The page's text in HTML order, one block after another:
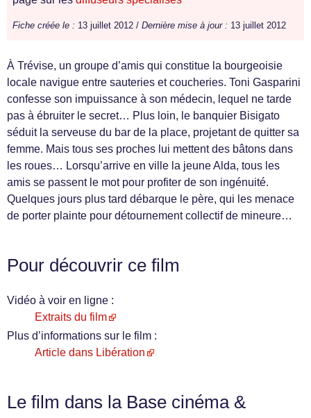
Fiche créée le : 13 juillet 2012 / Dernière mise à jour : 13 juillet 2012
À Trévise, un groupe d’amis qui constitue la bourgeoisie
locale navigue entre sauteries et coucheries. Toni Gasparini
confesse son impuissance à son médecin, lequel ne tarde
pas à ébruiter le secret… Plus loin, le banquier Bisigato
séduit la serveuse du bar de la place, projetant de quitter sa
femme. Mais tous ses proches lui mettent des bâtons dans
les roues… Lorsqu’arrive en ville la jeune Alda, tous les
amis se passent le mot pour profiter de son ingénuité.
Quelques jours plus tard débarque le père, qui les menace
de porter plainte pour détournement collectif de mineure…
Pour découvrir ce film
Vidéo à voir en ligne :
Extraits du film
Plus d’informations sur le film :
Article dans Libération
Le film dans la Base cinéma &